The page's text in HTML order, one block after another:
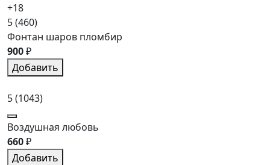
+18
5(460)
Фонтан шаров пломбир
900₽
Добавить
5(1043)
Воздушная любовь
660₽
Добавить